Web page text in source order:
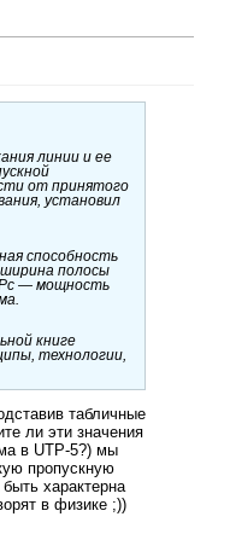
линии и ее
от принятого
установил
способность
ширина полосы
Рс — мощность
книге
технологии,
табличные
ли эти значения
в UTP-5?) мы
пропускную
характерна
в физике ;))